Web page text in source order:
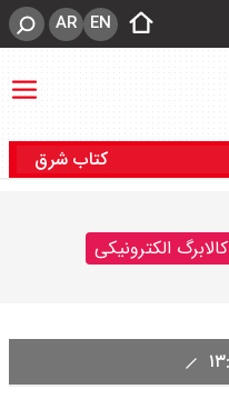
EN
AR
کتاب شرق
کالابرگ الکترونیکی